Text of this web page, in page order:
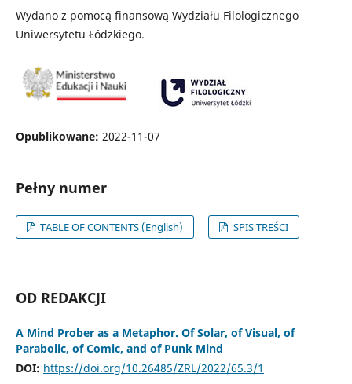
Wydano z pomocą finansową Wydziału Filologicznego
Uniwersytetu Łódzkiego.
Opublikowane: 2022-11-07
Pełny numer
TABLE OF CONTENTS (English) SPIS TREŚCI
OD REDAKCJI
A Mind Prober as a Metaphor. Of Solar, of Visual, of
Parabolic, of Comic, and of Punk Mind
DOI: https://doi.org/10.26485/ZRL/2022/65.3/1